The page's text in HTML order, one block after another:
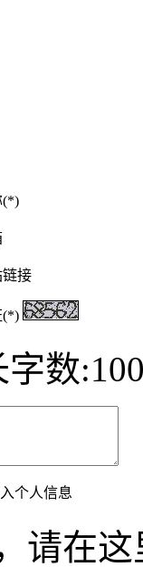
(*)
链接
(*)
数
个人信息
请在这